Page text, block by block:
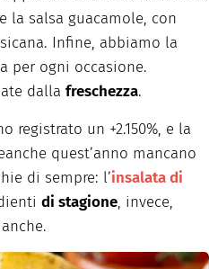
la salsa guacamole, con
Infine, abbiamo la
per ogni occasione.
dalla freschezza.
registrato un +2.150%, e la
quest’anno mancano
di sempre: l’insalata di
di stagione, invece,